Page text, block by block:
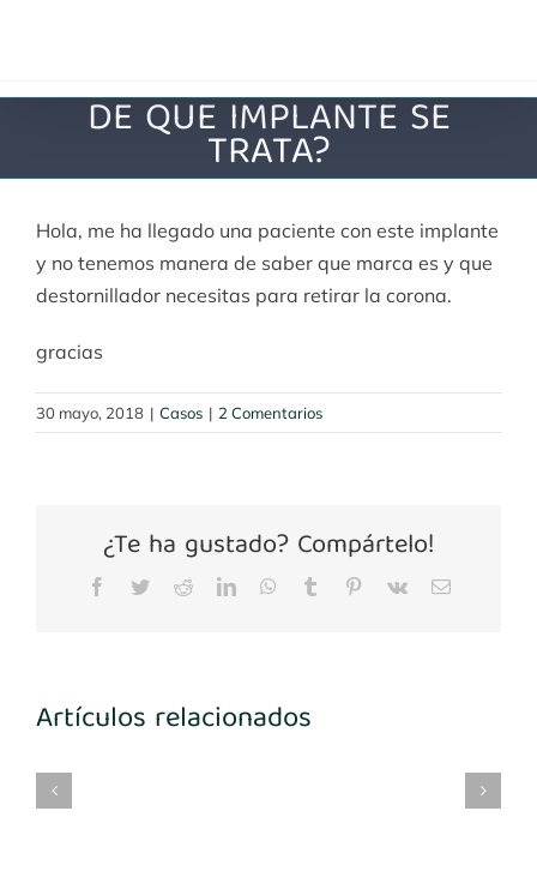
DE QUE IMPLANTE SE
TRATA?
Hola, me ha llegado una paciente con este implante
y no tenemos manera de saber que marca es y que
destornillador necesitas para retirar la corona.
gracias
30 mayo, 2018 | Casos | 2 Comentarios
¿Te ha gustado? Compártelo!
Facebook
TwitterRedditLinkedInWhatsApp
Tumblr Pinterest
Vk
Correo
Artículos relacionados
Implantes